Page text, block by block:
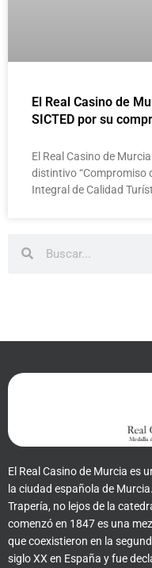
El Real Casino de
SICTED por su
El Real Casino de
distintivo “Compromiso
Integral de Calidad
El Real Casino de Murcia es
la ciudad española de
Trapería, no lejos de la
comenzó en 1847 es una
que coexistieron en la
siglo XX en España y fue